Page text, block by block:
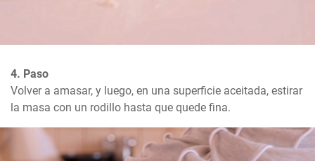
4. Paso
Volver a amasar, y luego, en una superficie aceitada, estirar
la masa con un rodillo hasta que quede fina.